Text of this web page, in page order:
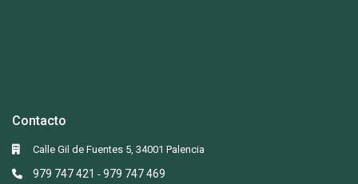
Contacto
Calle Gil de Fuentes 5, 34001 Palencia
979 747 421 -979 747 469